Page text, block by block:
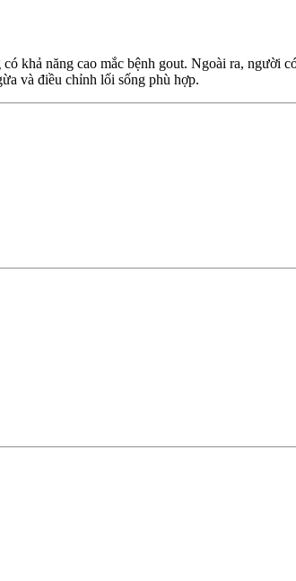
khả năng cao mắc bệnh gout. Ngoài ra, người
và điều chỉnh lối sống phù hợp.